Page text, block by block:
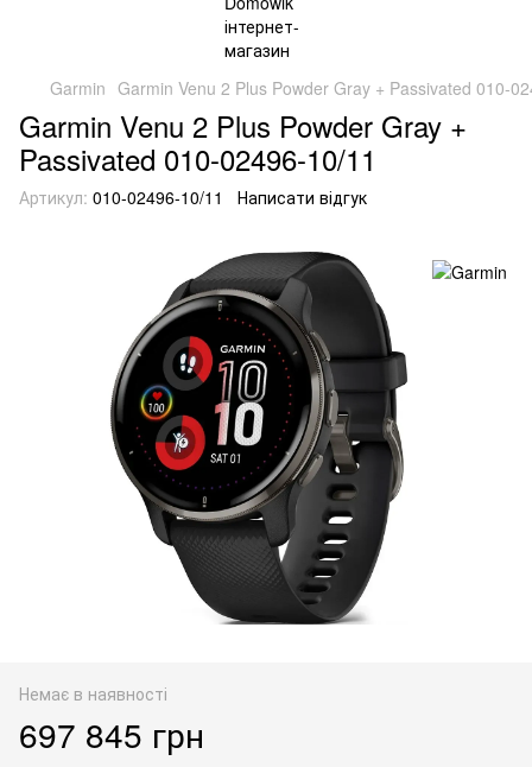
Garmin Garmin Venu 2 Plus Powder Gray + Passivated 010-
Garmin Venu 2 Plus Powder Gray +
Passivated 010-02496-10/11
Артикул: 010-02496-10/11 Написати відгук
Немає в наявності
697 845 грн